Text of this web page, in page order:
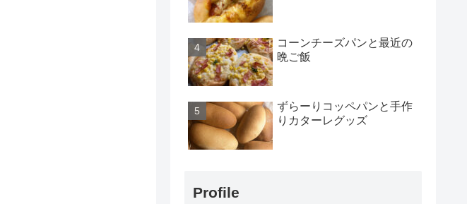
コーンチーズパンと最近の
晩ご飯
ずらーりコッペパンと手作
りカターレグッズ
Profile